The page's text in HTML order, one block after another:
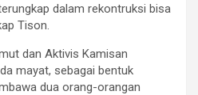
dalam rekontruksi bisa
Tison.
dan Aktivis Kamisan
mayat, sebagai bentuk
dua orang-orangan